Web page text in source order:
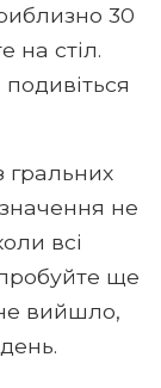
30
на стіл.
гральних
не
всі
ще
вийшло,